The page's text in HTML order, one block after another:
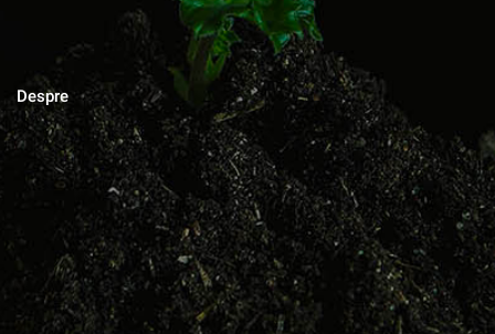
Despre
MAGAZINUL DE ACASA
Blog cu zeci de sfaturi pentru grădinărit bio, rețete pentru toate